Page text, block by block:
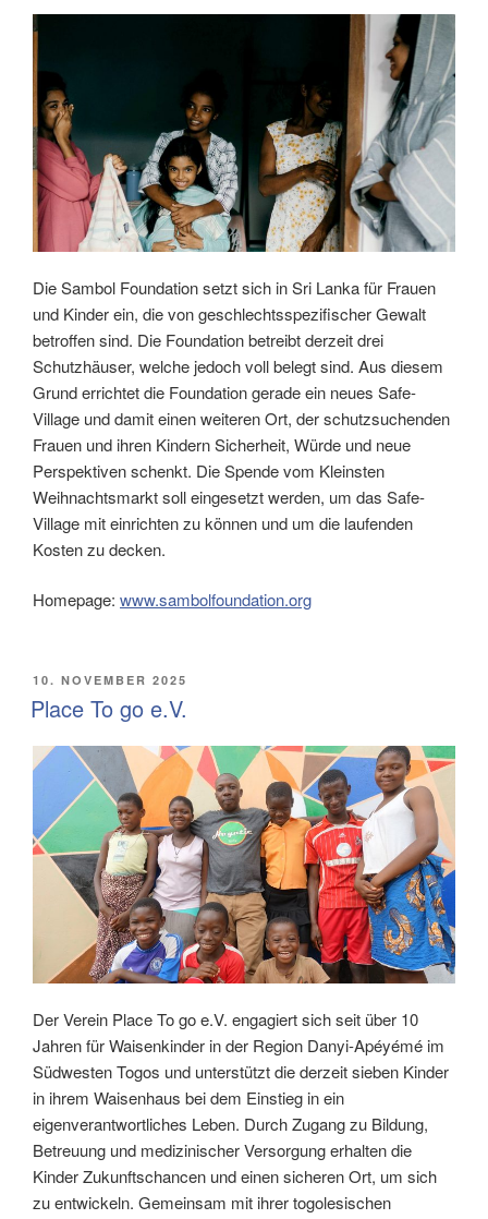
Die Sambol Foundation setzt sich in Sri Lanka für Frauen
und Kinder ein, die von geschlechtsspezifischer Gewalt
betroffen sind. Die Foundation betreibt derzeit drei
Schutzhäuser, welche jedoch voll belegt sind. Aus diesem
Grund errichtet die Foundation gerade ein neues Safe-
Village und damit einen weiteren Ort, der schutzsuchenden
Frauen und ihren Kindern Sicherheit, Würde und neue
Perspektiven schenkt. Die Spende vom Kleinsten
Weihnachtsmarkt soll eingesetzt werden, um das Safe-
Village mit einrichten zu können und um die laufenden
Kosten zu decken.
Homepage: www.sambolfoundation.org
VERÖFFENTLICHT
AM
10. NOVEMBER 2025
Place To go e.V.
Der Verein Place To go e.V. engagiert sich seit über 10
Jahren für Waisenkinder in der Region Danyi-Apéyémé im
Südwesten Togos und unterstützt die derzeit sieben Kinder
in ihrem Waisenhaus bei dem Einstieg in ein
eigenverantwortliches Leben. Durch Zugang zu Bildung,
Betreuung und medizinischer Versorgung erhalten die
Kinder Zukunftschancen und einen sicheren Ort, um sich
zu entwickeln. Gemeinsam mit ihrer togolesischen